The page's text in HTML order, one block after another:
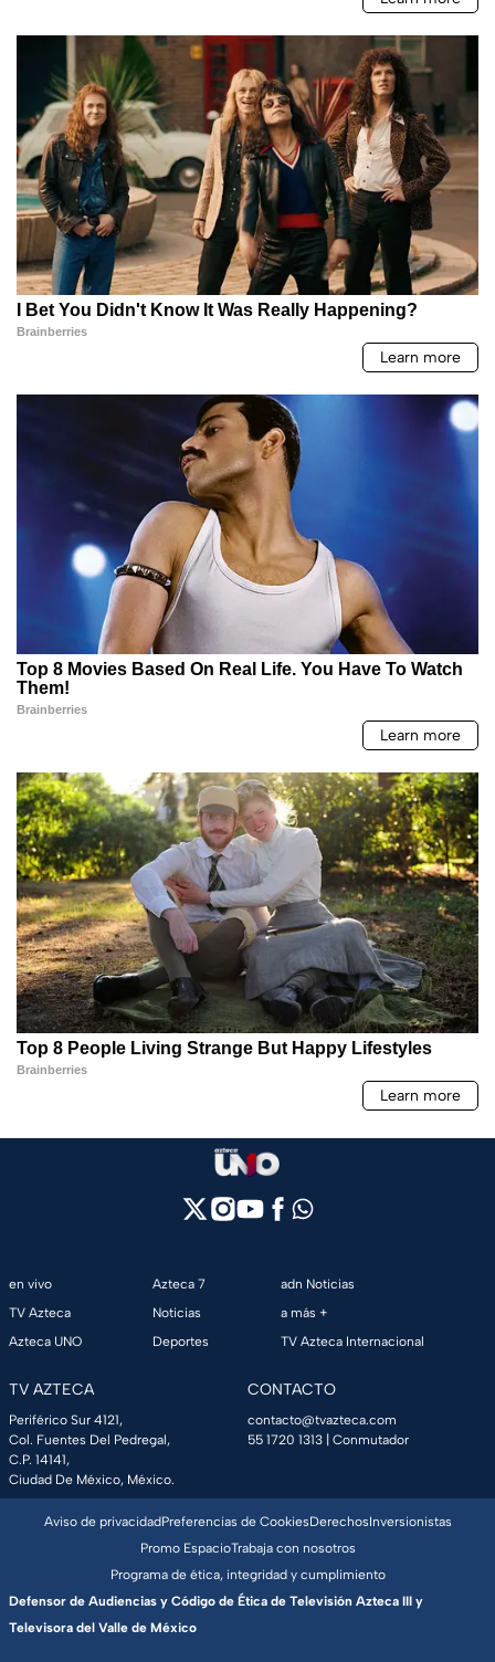
en vivo
TV Azteca
Azteca UNO
Azteca 7
Noticias
Deportes
adn Noticias
a más +
TV Azteca Internacional
TV AZTECA
Periférico Sur 4121,
Col. Fuentes Del Pedregal,
C.P. 14141,
Ciudad De México, México.
CONTACTO
contacto@tvazteca.com
55 1720 1313 | Conmutador
Aviso de privacidadPreferencias de CookiesDerechosInversionistas
Promo EspacioTrabaja con nosotros
Programa de ética, integridad y cumplimiento
Defensor de Audiencias y Código de Ética de Televisión Azteca III y
Televisora del Valle de México